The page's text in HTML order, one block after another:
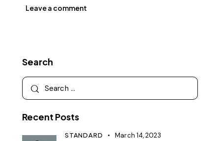
Search
Recent Posts
STANDARD March 14, 2023